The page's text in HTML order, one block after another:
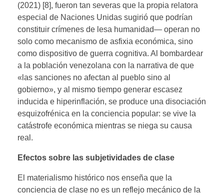
(2021) [8], fueron tan severas que la propia relatora
especial de Naciones Unidas sugirió que podrían
constituir crímenes de lesa humanidad— operan no
solo como mecanismo de asfixia económica, sino
como dispositivo de guerra cognitiva. Al bombardear
a la población venezolana con la narrativa de que
«las sanciones no afectan al pueblo sino al
gobierno», y al mismo tiempo generar escasez
inducida e hiperinflación, se produce una disociación
esquizofrénica en la conciencia popular: se vive la
catástrofe económica mientras se niega su causa
real.
Efectos sobre las subjetividades de clase
El materialismo histórico nos enseña que la
conciencia de clase no es un reflejo mecánico de la